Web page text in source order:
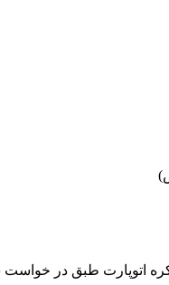
کره اتوپارت طبق در